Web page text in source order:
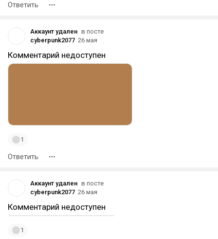
Ответить
Аккаунт удален в посте
cyberpunk2077 26 мая
Комментарий недоступен
1
Ответить
Аккаунт удален в посте
cyberpunk2077 26 мая
Комментарий недоступен
1